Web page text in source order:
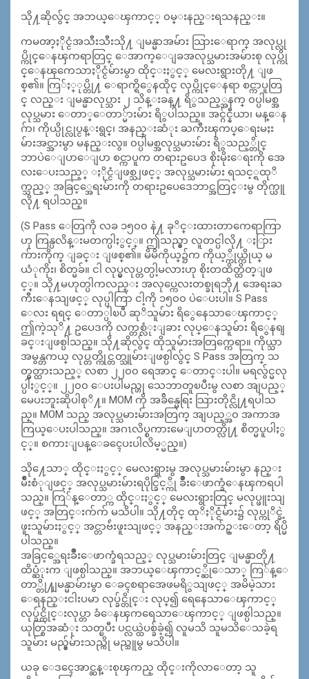
သို႔ဆိုလွ်င္ အဘယ္ေၾကာင့္ ၀မ္းနည္းရသနည္း။
ကမၻာ့ႏိုင္ငံအသီးသီးသို႔ ျမန္မာအမ်ား သြားေရာက္ အလုပ္လု
ပ္ကိုင္ေနၾကရာတြင္ ေအာက္ေျခအလုပ္သမားအမ်ားစု လုပ္ကို
င္ေနၾကေသာႏိုင္ငံမ်ားမွာ ထိုင္းႏွင့္ မေလးရွားတို႔ ျဖ
စ္၏။ ကြ်ႏ္ုပ္တို႔ ေရာက္ရိွေနထိုင္ လုပ္ကိုင္ေနရာ စင္ကာပူတြ
င္ လည္း ျမန္မာလုပ္သား ၂ သိန္းခန္႔ ရိွသည့္အနက္ ၀ပ္ပါမစ္အ
လုပ္သမား ေတာ္ေတာ္မ်ားမ်ား ရိွပါသည္။ အင္ဂ်င္နီယာ၊ မန္ေန
ဂ်ာ၊ ကိုယ္ပိုင္လုပ္ငန္းရွင္၊ အနည္းဆံုး ႀကီးၾကပ္ေရးမႈး
မ်ားအင္အားမွာ မနည္းလွ။ ၀ပ္ပါမစ္အလုပ္သမားမ်ား ရိွသည့္တိုင္
ဘာပဲေျပာေျပာ စင္ကာပူက တရားဥပေဒ စိုးမိုးေရးကို အေ
လးေပးသည့္ ႏိုင္ငံျဖစ္သျဖင့္ အလုပ္သမားမ်ား ရသင့္ရထုိ
က္သည့္ အခြင့္အေရးမ်ားကို တရားဥပေဒေဘာင္အတြင္းမွ တိုက္ယူ
လို႔ ရပါသည္။
(S Pass ေတြကို လခ ၁၅၀၀ နဲ႔ ခုိင္းထားတာကေရာကြာ
ဟု ကြန္ပလိန္းမတက္ပါႏွင့္။ ဤသည္မွာ လူတင္ပါလို႔ ႏြား
က်ားကိုက္ ျခင္း ျဖစ္၏။ မိမိကိုယ္၌က ကိုယ့္ကိုယ္ကိုယ္ မ
ယံုကိုး၊ စိတ္မခ်။ ငါ လုပ္မွလုပ္တတ္ပါ့မလားဟု စိုးတထိတ္ထိတ္ျဖ
င့္။ သို႔မဟုတ္ပါကလည္း အလုပ္ကေလးတစ္ခုရဘို႔ အေရးႀ
ကီးေနသျဖင့္ လုပ္ပါကြာ ငါ့ကို ၁၅၀၀ ပဲေပးပါ။ S Pass
ေလး ရရင္ ေတာ္ပါၿပီ ဆုိသူမ်ား ရိွေနေသာေၾကာင့္
ဤကဲ့သုိ႔ ဥပေဒကို လက္တစ္လံုးျခား လုပ္ေနသူမ်ား ရိွေနရျ
ခင္းျဖစ္ပါသည္။ သို႔ဆိုလွ်င္ ထိုသူမ်ားအတြက္ကေရာ။ ကိုယ္သာ
အမွန္တကယ္ လုပ္တတ္ကိုင္တတ္သူမ်ားျဖစ္ပါလွ်င္ S Pass အတြက္ သ
တ္မွတ္ထားသည့္ လစာ ၂၂၀၀ ရေအာင္ ေတာင္းပါ။ မရလွ်င္မလု
ပ္ပါႏွင့္။ ၂၂၀၀ ေပးပါမည္ဟု သေဘာတူၿပီးမွ လစာ အျပည့္
မေပးဘူးဆိုပါစုိ႔။ MOM ကို အခ်ိန္မေရြး သြားတိုင္လို႔ရပါသ
ည္။ MOM သည္ အလုပ္သမားမ်ားအတြက္ အျပည့္အ၀ အကာအ
ကြယ္ေပးပါသည္။ အဂၤလိပ္စကားမေျပာတတ္လို႔ စိတ္မပူပါႏွ
င့္။ စကားျပန္ေခၚေပးပါလိမ့္မည္။)
သို႔ေသာ္ ထိုင္းႏွင့္ မေလးရွားမွ အလုပ္သမားမ်ားမွာ နည္း
မ်ိဳးစံုျဖင့္ အလုပ္သမားမ်ားရပိုင္ခြင့္ကို ခ်ိဳးေဖာက္ခံေနၾကရပါ
သည္။ ကြ်န္ေတာ္က ထိုင္းႏွင့္ မေလးရွားတြင္ မလုပ္ဖူးသျ
ဖင့္ အတြင္းက်က် မသိပါ။ သို႔တိုင္ ထုိႏိုင္ငံမ်ား၌ လုပ္ကုိင္ခဲ့
ဖူးသူမ်ားႏွင့္ အင္တာဗ်ဴးဖူးသျဖင့္ အနည္းအက်ဥ္းေတာ့ ရိပ္မိ
ပါသည္။
အခြင့္အေရးခ်ိဳးေဖာက္ခံရသည့္ လုပ္သမားမ်ားတြင္ ျမန္မာတို႔
ထိပ္ဆံုးက ျဖစ္ပါသည္။ အဘယ္ေၾကာင့္ဆိုေသာ္ ကြ်န္ေ
တာ္တို႔ျမန္မာမ်ားမွာ ေခၚစရာအေဖမရိွသျဖင့္ အမိမဲ့သား
ေရနည္းငါးပမာ လုပ္ခ်င္တိုင္း လုပ္၍ ရေနေသာေၾကာင့္
လုပ္ခ်င္တိုင္းလုပ္တာ ခံေနၾကရေသာေၾကာင့္ ျဖစ္ပါသည္။
ယုတ္စြအဆံုး သတ္ၿပီး ပင္လယ္ထဲပစ္ခ်ခဲ့၍ လူမသိ သူမသိေသခဲ့ရ
သူမ်ား မည္မွ်မ်ားသည္ကို မည္သူမွ မသိပါ။
ယခု ေဒၚေအာင္ဆန္းစုၾကည္ ထိုင္းကိုလာေတာ့ သူ